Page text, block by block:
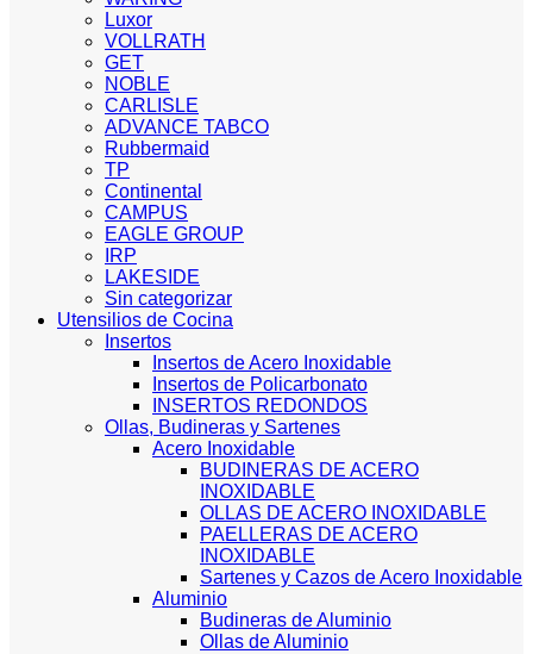
Luxor
VOLLRATH
GET
NOBLE
CARLISLE
ADVANCE TABCO
Rubbermaid
TP
Continental
CAMPUS
EAGLE GROUP
IRP
LAKESIDE
Sin categorizar
Utensilios de Cocina
Insertos
Insertos de Acero Inoxidable
Insertos de Policarbonato
INSERTOS REDONDOS
Ollas, Budineras y Sartenes
Acero Inoxidable
BUDINERAS DE ACERO
INOXIDABLE
OLLAS DE ACERO INOXIDABLE
PAELLERAS DE ACERO
INOXIDABLE
Sartenes y Cazos de Acero Inoxidable
Aluminio
Budineras de Aluminio
Ollas de Aluminio